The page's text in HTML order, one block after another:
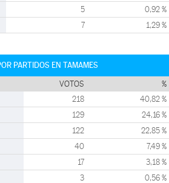
5 0,92 %
7 1,29 %
PARTIDOS EN TAMAMES
VOTOS %
218 40,82 %
129 24,16 %
122 22,85 %
40 7,49 %
17 3,18 %
3 0,56 %